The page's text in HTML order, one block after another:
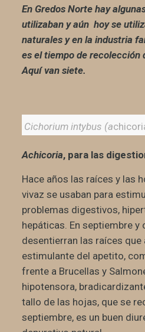
En Gredos Norte hay
utilizaban y aún hoy se
naturales y en la industria
es el tiempo de recolección
Aquí van siete.
Cichorium intybus (a
Achicoria, para las
Hace años las raíces y las
vivaz se usaban para
problemas digestivos,
hepáticas. En septiembre y
desentierran las raíces
estimulante del apetito,
frente a Brucellas y
hipotensora,
tallo de las hojas, que se
septiembre, es un buen